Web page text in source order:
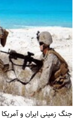
جنگ زمینی ایران و